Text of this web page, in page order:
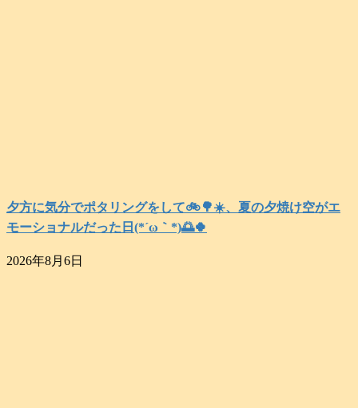
夕方に気分でポタリングをして🚲️🌳☀️、夏の夕焼け空がエ
モーショナルだった日(⁠*⁠´⁠ω⁠｀⁠*⁠)🌅🍀
2026年8月6日